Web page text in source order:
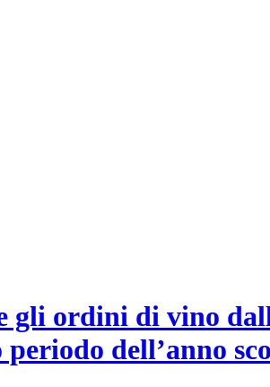
gli ordini di vino
dell’anno